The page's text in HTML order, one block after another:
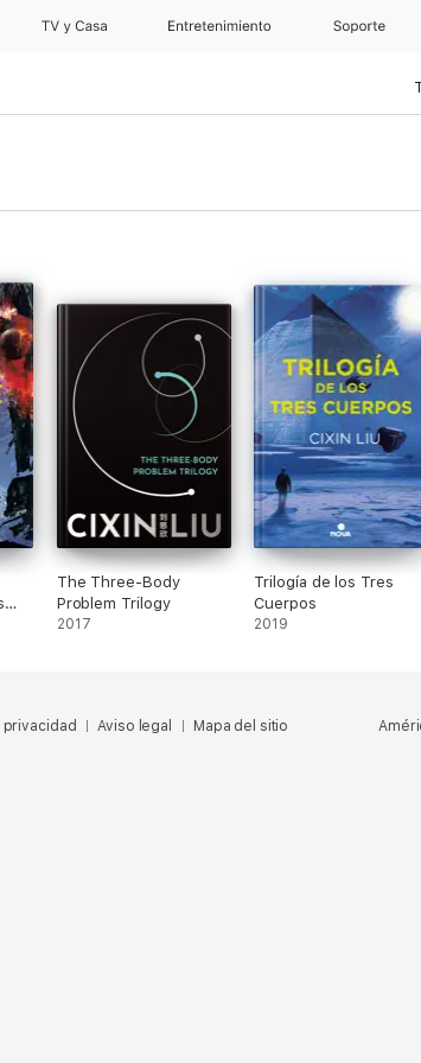
TV y Casa Entretenimiento Soporte
The Three-Body
Problem Trilogy
2017
Trilogía de los Tres
Cuerpos
2019
privacidad Aviso legal Mapa del sitio